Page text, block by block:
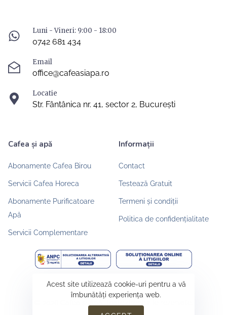
Luni - Vineri: 9:00 - 18:00
0742 681 434
Email
office@cafeasiapa.ro
Locatie
Str. Fântânica nr. 41, sector 2, București
Cafea și apă
Abonamente Cafea Birou
Servicii Cafea Horeca
Abonamente Purificatoare
Apă
Servicii Complementare
Informații
Contact
Testează Gratuit
Termeni și condiții
Politica de confidențialitate
Acest site utilizează cookie-uri pentru a vă
îmbunătăți experiența web.